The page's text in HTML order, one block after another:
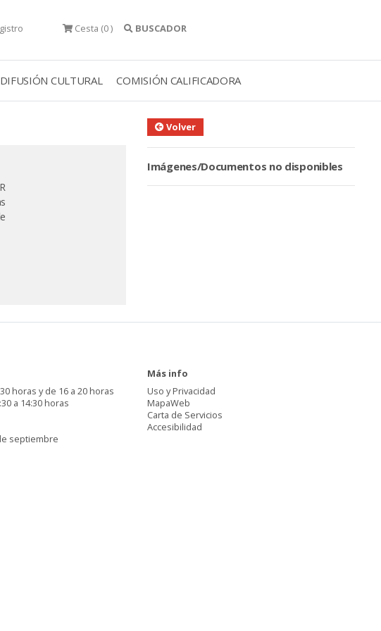
Cesta (0 ) BUSCADOR
DIFUSIÓN CULTURAL COMISIÓN CALIFICADORA
Volver
Imágenes/Documentos no disponibles
horas y de 16 a 20 horas
a 14:30 horas
septiembre
Más info
Uso y Privacidad
MapaWeb
Carta de Servicios
Accesibilidad